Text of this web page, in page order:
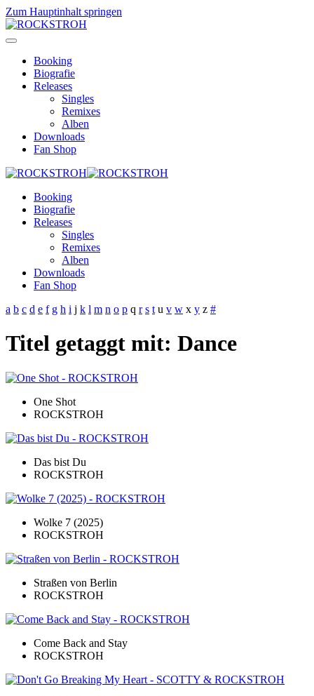
Zum Hauptinhalt springen
Booking
Biografie
Releases
Singles
Remixes
Alben
Downloads
Fan Shop
Booking
Biografie
Releases
Singles
Remixes
Alben
Downloads
Fan Shop
a b c d e f g h i j k l m n o p q r s t u v w x y z #
Titel getaggt mit: Dance
One Shot
ROCKSTROH
Das bist Du
ROCKSTROH
Wolke 7 (2025)
ROCKSTROH
Straßen von Berlin
ROCKSTROH
Come Back and Stay
ROCKSTROH